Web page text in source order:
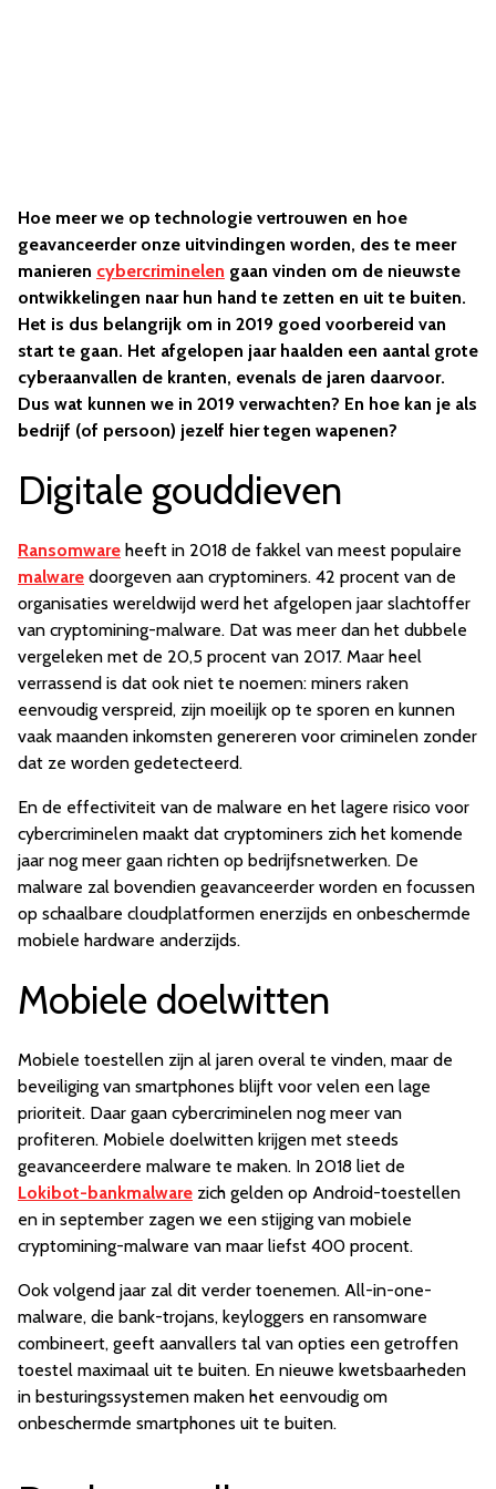
Hoe meer we op technologie vertrouwen en hoe
geavanceerder onze uitvindingen worden, des te meer
manieren cybercriminelen gaan vinden om de nieuwste
ontwikkelingen naar hun hand te zetten en uit te buiten.
Het is dus belangrijk om in 2019 goed voorbereid van
start te gaan. Het afgelopen jaar haalden een aantal grote
cyberaanvallen de kranten, evenals de jaren daarvoor.
Dus wat kunnen we in 2019 verwachten? En hoe kan je als
bedrijf (of persoon) jezelf hier tegen wapenen?
Digitale gouddieven
Ransomware heeft in 2018 de fakkel van meest populaire
malware doorgeven aan cryptominers. 42 procent van de
organisaties wereldwijd werd het afgelopen jaar slachtoffer
van cryptomining-malware. Dat was meer dan het dubbele
vergeleken met de 20,5 procent van 2017. Maar heel
verrassend is dat ook niet te noemen: miners raken
eenvoudig verspreid, zijn moeilijk op te sporen en kunnen
vaak maanden inkomsten genereren voor criminelen zonder
dat ze worden gedetecteerd.
En de effectiviteit van de malware en het lagere risico voor
cybercriminelen maakt dat cryptominers zich het komende
jaar nog meer gaan richten op bedrijfsnetwerken. De
malware zal bovendien geavanceerder worden en focussen
op schaalbare cloudplatformen enerzijds en onbeschermde
mobiele hardware anderzijds.
Mobiele doelwitten
Mobiele toestellen zijn al jaren overal te vinden, maar de
beveiliging van smartphones blijft voor velen een lage
prioriteit. Daar gaan cybercriminelen nog meer van
profiteren. Mobiele doelwitten krijgen met steeds
geavanceerdere malware te maken. In 2018 liet de
Lokibot-bankmalware zich gelden op Android-toestellen
en in september zagen we een stijging van mobiele
cryptomining-malware van maar liefst 400 procent.
Ook volgend jaar zal dit verder toenemen. All-in-one-
malware, die bank-trojans, keyloggers en ransomware
combineert, geeft aanvallers tal van opties een getroffen
toestel maximaal uit te buiten. En nieuwe kwetsbaarheden
in besturingssystemen maken het eenvoudig om
onbeschermde smartphones uit te buiten.